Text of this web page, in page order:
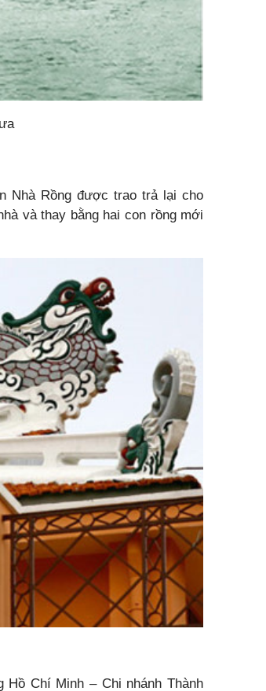
Nhà Rồng được trao trả lại cho
và thay bằng hai con rồng mới
Chí Minh – Chi nhánh Thành